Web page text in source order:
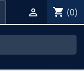
shopping_cart (0)
